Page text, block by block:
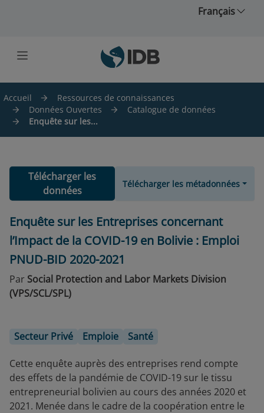
Français
Accueil
Ressources de connaissances
Données Ouvertes
Catalogue de données
Enquête sur les...
Télécharger les
données
Télécharger les métadonnées
Enquête sur les Entreprises concernant
l’Impact de la COVID-19 en Bolivie : Emploi
PNUD-BID 2020-2021
Par Social Protection and Labor Markets Division
(VPS/SCL/SPL)
Secteur Privé Emploie Santé
Cette enquête auprès des entreprises rend compte
des effets de la pandémie de COVID-19 sur le tissu
entrepreneurial bolivien au cours des années 2020 et
2021. Menée dans le cadre de la coopération entre le